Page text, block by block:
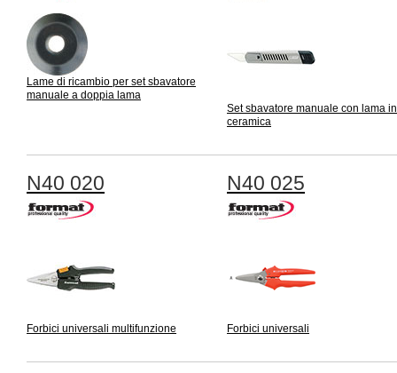
Lame di ricambio per set sbavatore
manuale a doppia lama
Set sbavatore manuale con lama in
ceramica
N40 020
Forbici universali multifunzione
N40 025
Forbici universali